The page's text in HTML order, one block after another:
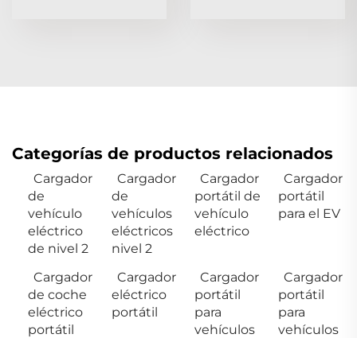
Categorías de productos relacionados
Cargador
de
vehículo
eléctrico
de nivel 2
Cargador
de
vehículos
eléctricos
nivel 2
Cargador
portátil de
vehículo
eléctrico
Cargador
portátil
para el EV
Cargador
de coche
eléctrico
portátil
Cargador
eléctrico
portátil
Cargador
portátil
para
vehículos
Cargador
portátil
para
vehículos